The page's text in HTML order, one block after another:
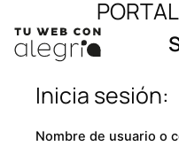
contenido
Inicia sesión:
Nombre de usuario o